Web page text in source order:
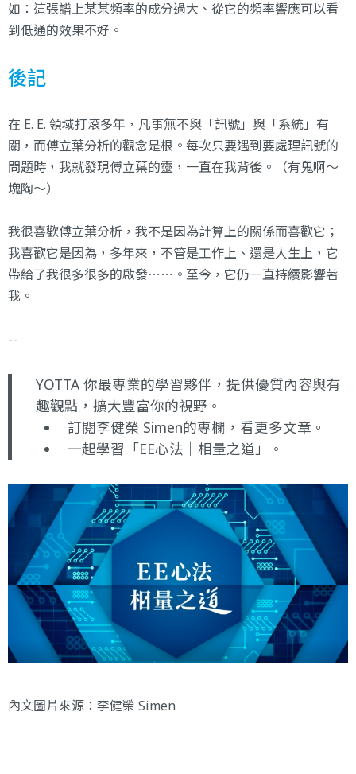
如：這張譜上某某頻率的成分過大、從它的頻率響應可以看
到低通的效果不好。
後記
在 E. E. 領域打滾多年，凡事無不與「訊號」與「系統」有
關，而傅立葉分析的觀念是根。每次只要遇到要處理訊號的
問題時，我就發現傅立葉的靈，一直在我背後。（有鬼啊～
塊陶～）
我很喜歡傅立葉分析，我不是因為計算上的關係而喜歡它；
我喜歡它是因為，多年來，不管是工作上、還是人生上，它
帶給了我很多很多的啟發⋯⋯。至今，它仍一直持續影響著
我。
--
YOTTA 你最專業的學習夥伴，提供優質內容與有
趣觀點，擴大豐富你的視野。
訂閱李健榮 Simen的專欄 ，看更多文章。
一起學習 「EE心法｜相量之道」 。
內文圖片來源：李健榮 Simen